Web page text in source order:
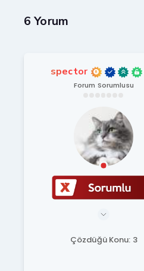
6 Yorum
spector
Forum Sorumlusu
Çözdüğü Konu: 3